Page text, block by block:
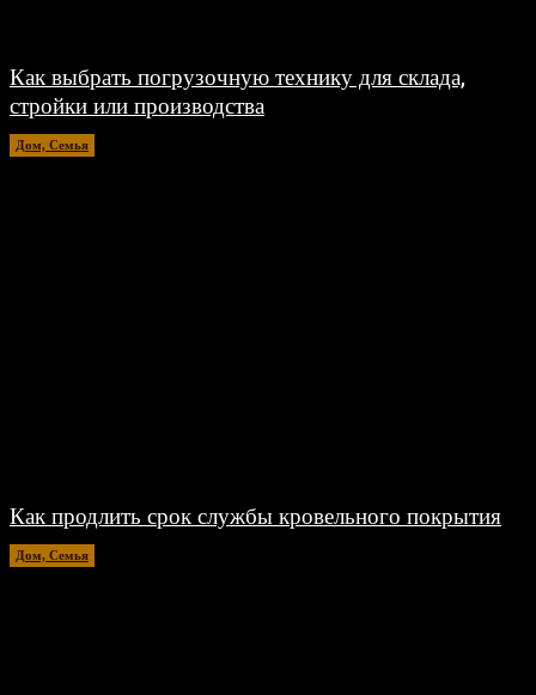
Как выбрать погрузочную технику для склада,
стройки или производства
Дом, Семья
Как продлить срок службы кровельного покрытия
Дом, Семья